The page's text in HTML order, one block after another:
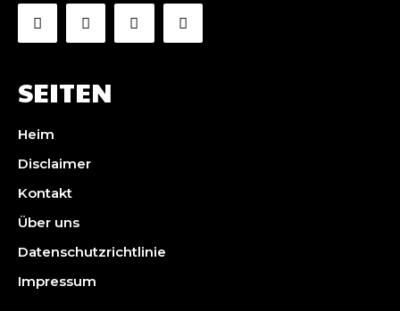
SEITEN
Heim
Disclaimer
Kontakt
Über uns
Datenschutzrichtlinie
Impressum